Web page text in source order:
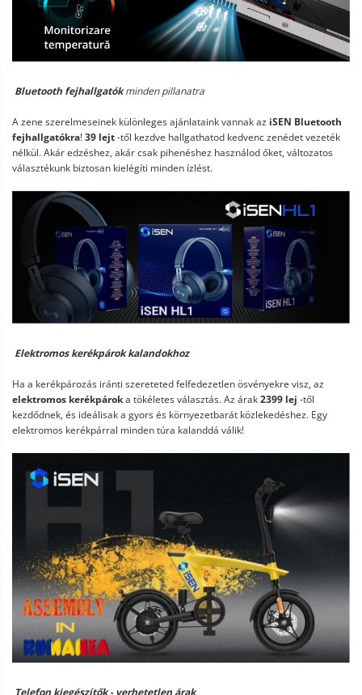
Bluetooth fejhallgatókminden pillanatra
A zene szerelmeseinek különleges ajánlataink vannak az iSEN Bluetooth
fejhallgatókra!39 lejt-től kezdve hallgathatod kedvenc zenédet vezeték
nélkül. Akár edzéshez, akár csak pihenéshez használod őket, változatos
választékunk biztosan kielégíti minden ízlést.
Elektromos kerékpárok kalandokhoz
Ha a kerékpározás iránti szereteted felfedezetlen ösvényekre visz, az
elektromos kerékpároka tökéletes választás. Az árak2399 lej -től
kezdődnek, és ideálisak a gyors és környezetbarát közlekedéshez. Egy
elektromos kerékpárral minden túra kalanddá válik!
Telefon kiegészítők - verhetetlen árak